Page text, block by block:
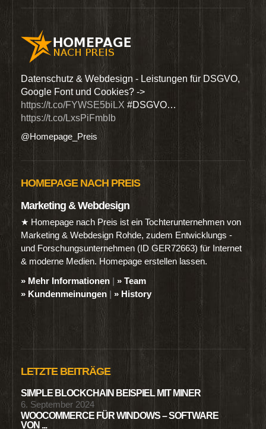
Datenschutz & Webdesign - Leistungen für DSGVO,
Google Font und Cookies? ->
https://t.co/FYWSE5biLX #DSGVO…
https://t.co/LxsPiFmbIb
@Homepage_Preis
HOMEPAGE NACH PREIS
Marketing & Webdesign
★ Homepage nach Preis ist ein Tochterunternehmen von
Marketing & Webdesign Rohde, zudem Entwicklungs -
und Forschungsunternehmen (ID GER72663) für Internet
& moderne Medien. Homepage erstellen lassen.
» Mehr Informationen | » Team
» Kundenmeinungen | » History
LETZTE BEITRÄGE
SIMPLE BLOCKCHAIN BEISPIEL MIT MINER
6. September 2024
WOOCOMMERCE FÜR WINDOWS – SOFTWARE
VON ...